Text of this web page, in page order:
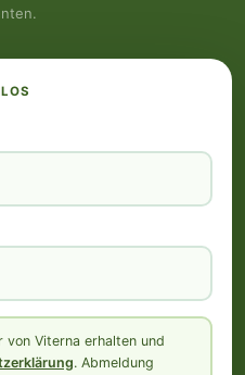
Viterna erhalten und
. Abmeldung